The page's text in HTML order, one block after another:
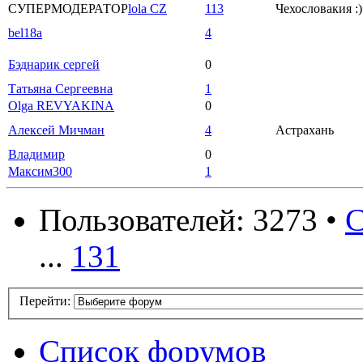
СУПЕРМОДЕРАТОРlola CZ 113
Чехословакия :)
bel18a
4
Бэднарик сергей
0
Татьяна Сергеевна
1
Olga REVYAKINA
0
Алексей Мичман
4
Астрахань
Владимир
0
Максим300
1
Пользователей: 3273 •
... 131
Перейти:
Список форумов